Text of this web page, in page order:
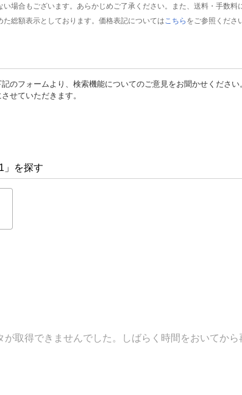
場合もございます。あらかじめご了承ください。また、送料・手数料
総額表示としております。価格表記については こちら をご参照くださ
のフォームより、検索機能についてのご意見をお聞かせください
せていただきます。
」を探す
が取得できませんでした。しばらく時間をおいてから